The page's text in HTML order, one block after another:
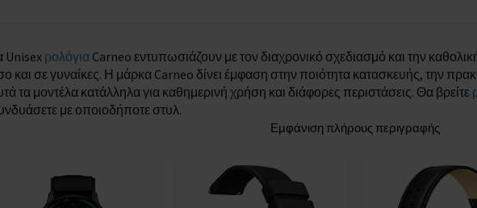
Unisex ρολόγια Carneo εντυπωσιάζουν με τον διαχρονικό σχεδιασμό και την
και σε γυναίκες. Η μάρκα Carneo δίνει έμφαση στην ποιότητα κατασκευής, την
τα μοντέλα κατάλληλα για καθημερινή χρήση και διάφορες περιστάσεις. Θα βρείτε
με οποιοδήποτε στυλ.
Εμφάνιση πλήρους περιγραφής